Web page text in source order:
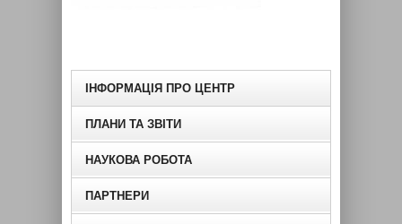
ІНФОРМАЦІЯ ПРО ЦЕНТР
ПЛАНИ ТА ЗВІТИ
НАУКОВА РОБОТА
ПАРТНЕРИ